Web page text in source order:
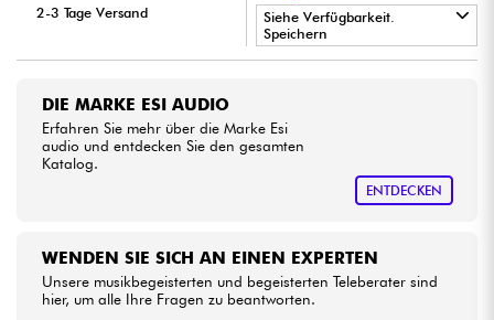
Kabel & Zubehöre
HiFi
2-3 Tage Versand
Siehe Verfügbarkeit.
Speichern
•
DIE MARKE ESI AUDIO
Erfahren Sie mehr über die Marke Esi
audio und entdecken Sie den gesamten
Katalog.
ENTDECKEN
WENDEN SIE SICH AN EINEN EXPERTEN
Unsere musikbegeisterten und begeisterten Teleberater sind
hier, um alle Ihre Fragen zu beantworten.